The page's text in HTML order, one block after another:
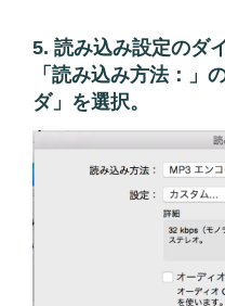
5. 読み込み設定のダ
「読み込み方法：」
ダ」を選択。